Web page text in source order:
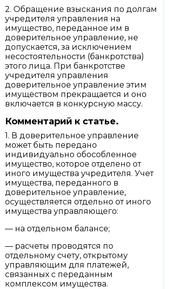
2. Обращение взыскания по долгам
учредителя управления на
имущество, переданное им в
доверительное управление, не
допускается, за исключением
несостоятельности (банкротства)
этого лица. При банкротстве
учредителя управления
доверительное управление этим
имуществом прекращается и оно
включается в конкурсную массу.
Комментарий к статье.
1. В доверительное управление
может быть передано
индивидуально обособленное
имущество, которое отделено от
иного имущества учредителя. Учет
имущества, переданного в
доверительное управление,
осуществляется отдельно от иного
имущества управляющего:
— на отдельном балансе;
— расчеты проводятся по
отдельному счету, открытому
управляющим для платежей,
связанных с переданным
комплексом имущества.